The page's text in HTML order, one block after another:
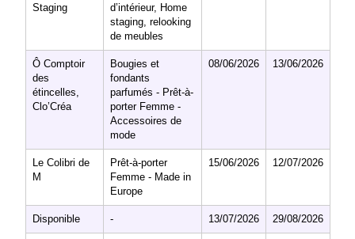
Staging
d’intérieur, Home
staging, relooking
de meubles
Ô Comptoir
des
étincelles,
Clo’Créa
Bougies et
fondants
parfumés - Prêt-à-
porter Femme -
Accessoires de
mode
08/06/2026 13/06/2026
Le Colibri de
M
Prêt-à-porter
Femme - Made in
Europe
15/06/2026 12/07/2026
Disponible - 13/07/2026 29/08/2026